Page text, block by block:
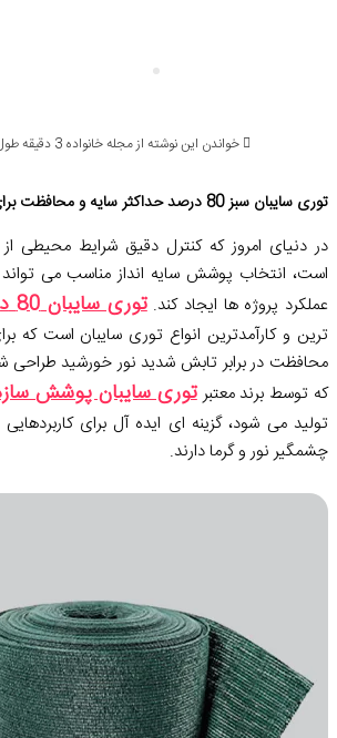
خواندن این نوشته از مجله خانواده 3 دقیقه طول خواهد کشید
توری سایبان سبز 80 درصد حداکثر سایه و محافظت برای کاربردهای خاص
در دنیای امروز که کنترل دقیق شرایط محیطی از
است، انتخاب پوشش سایه انداز مناسب می
عملکرد پروژه ها ایجاد کند.توری سایبان 80
ترین و کارآمدترین انواع توری سایبان است که
محافظت در برابر تابش شدید نور خورشید
که توسط برند معتبرتوری سایبان پوشش
تولید می شود، گزینه ای ایده آل برای
چشمگیر نور و گرما دارند.